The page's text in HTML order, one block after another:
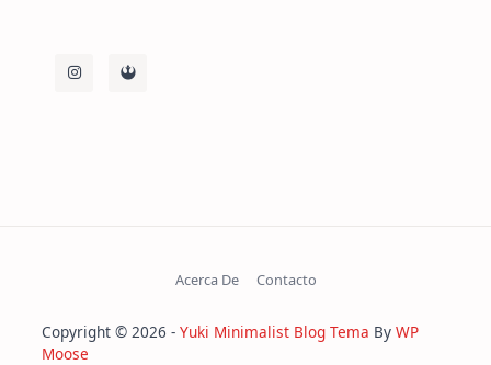
Acerca De Contacto
Copyright © 2026 - Yuki Minimalist Blog Tema By WP
Moose